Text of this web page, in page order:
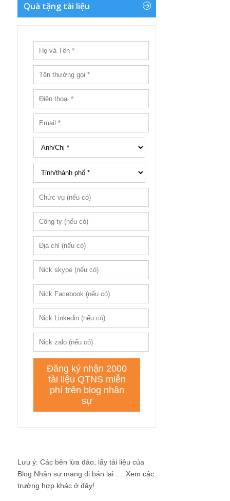
Quà tặng tài liệu
Lưu ý: Các bên lừa đảo, lấy tài liệu của
Blog Nhân sự mang đi bán lại .... Xem các
trường hợp khác ở đây!